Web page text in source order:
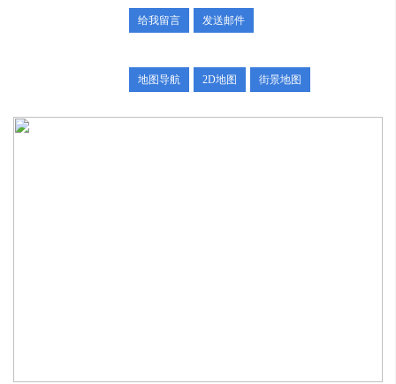
给我留言 发送邮件
地图导航 2D地图 街景地图